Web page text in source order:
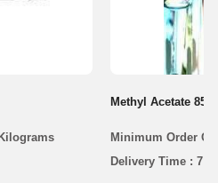
Methyl Acetate 85%
Minimum Order
Delivery Time : 7